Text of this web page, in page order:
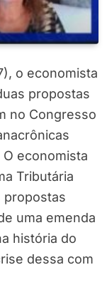
o economista
propostas
no Congresso
economista
Tributária
propostas
uma emenda
história do
dessa com